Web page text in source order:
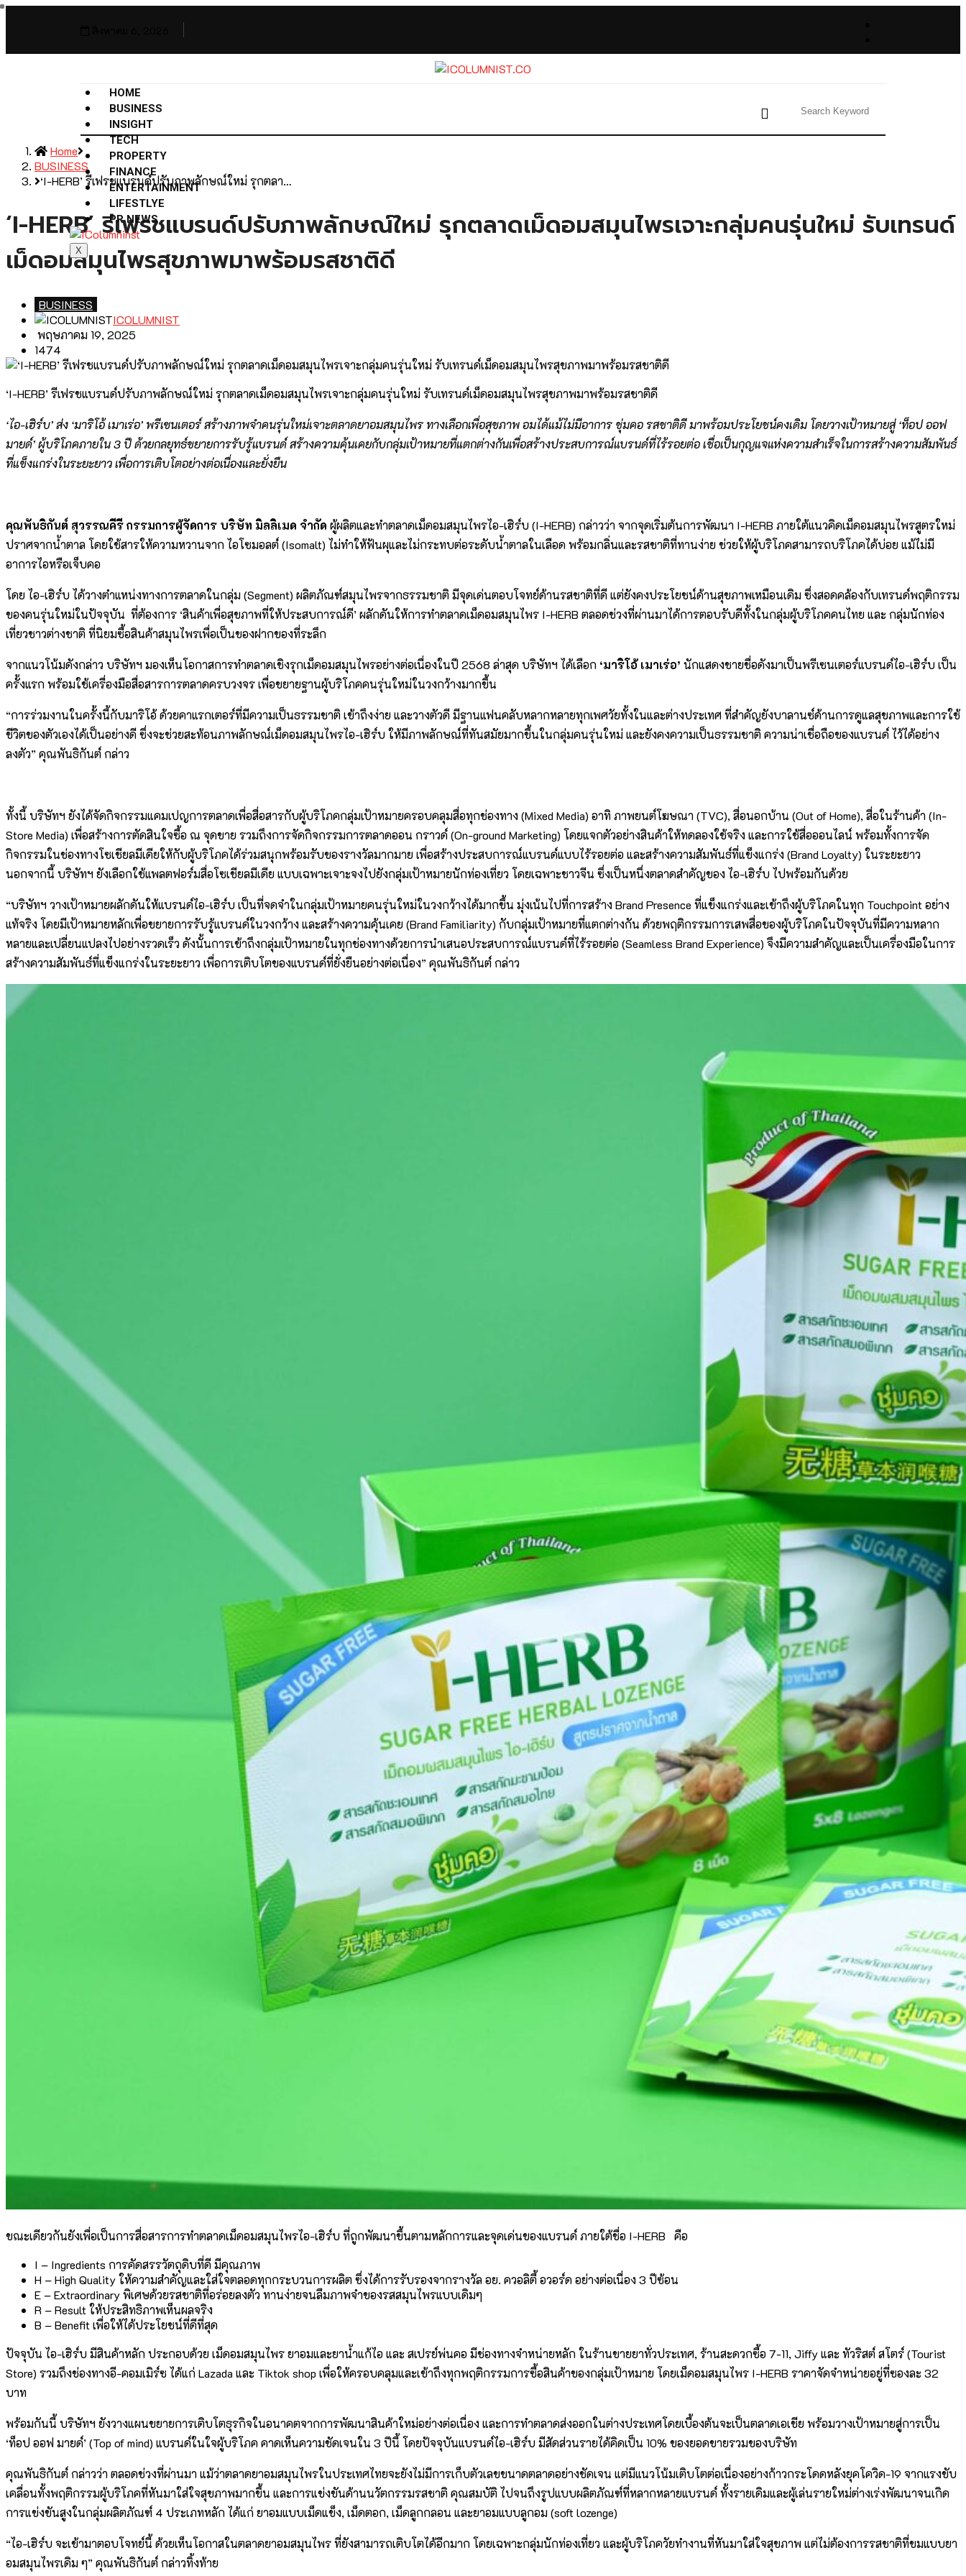
HOME
BUSINESS
INSIGHT
TECH
PROPERTY
FINANCE
ENTERTAINMENT
LIFESTLYE
PR NEWS
X
Home
BUSINESS
‘I-HERB’ รีเฟรชแบรนด์ปรับภาพลักษณ์ใหม่ รุกตลา…
‘I-HERB’ รีเฟรชแบรนด์ปรับภาพลักษณ์ใหม่ รุกตลาดเม็ดอมสมุนไพรเจาะกลุ่มคนรุ่นใหม่ รับเทรนด์
เม็ดอมสมุนไพรสุขภาพมาพร้อมรสชาติดี
BUSINESS
ICOLUMNIST
พฤษภาคม 19, 2025
1474
‘I-HERB’ รีเฟรชแบรนด์ปรับภาพลักษณ์ใหม่ รุกตลาดเม็ดอมสมุนไพรเจาะกลุ่มคนรุ่นใหม่ รับเทรนด์เม็ดอมสมุนไพรสุขภาพมาพร้อมรสชาติดี
‘ไอ-เฮิร์บ’ ส่ง ‘มาริโอ้ เมาเร่อ’ พรีเซนเตอร์ สร้างภาพจำคนรุ่นใหม่เจาะตลาดยาอมสมุนไพร ทางเลือกเพื่อสุขภาพ อมได้แม้ไม่มีอาการ ชุ่มคอ รสชาติดี มาพร้อมประโยชน์คงเดิม โดยวางเป้าหมายสู่ ‘ท็อป ออฟ
มายด์’ ผู้บริโภคภายใน 3 ปี ด้วยกลยุทธ์ขยายการรับรู้แบรนด์ สร้างความคุ้นเคยกับกลุ่มเป้าหมายที่แตกต่างกันเพื่อสร้างประสบการณ์แบรนด์ที่ไร้รอยต่อ เชื่อเป็นกุญแจแห่งความสำเร็จในการสร้างความสัมพันธ์
ที่แข็งแกร่งในระยะยาว เพื่อการเติบโตอย่างต่อเนื่องและยั่งยืน
คุณพันธิกันต์ สุวรรณคีรี กรรมการผู้จัดการ บริษัท มิลลิเมด จำกัด ผู้ผลิตและทำตลาดเม็ดอมสมุนไพรไอ-เฮิร์บ (I-HERB) กล่าวว่า จากจุดเริ่มต้นการพัฒนา I-HERB ภายใต้แนวคิดเม็ดอมสมุนไพรสูตรใหม่
ปราศจากน้ำตาล โดยใช้สารให้ความหวานจาก ไอโซมอลต์ (Isomalt) ไม่ทำให้ฟันผุและไม่กระทบต่อระดับน้ำตาลในเลือด พร้อมกลิ่นและรสชาติที่ทานง่าย ช่วยให้ผู้บริโภคสามารถบริโภคได้บ่อย แม้ไม่มี
อาการไอหรือเจ็บคอ
โดย ไอ-เฮิร์บ ได้วางตำแหน่งทางการตลาดในกลุ่ม (Segment) ผลิตภัณฑ์สมุนไพรจากธรรมชาติ มีจุดเด่นตอบโจทย์ด้านรสชาติที่ดี แต่ยังคงประโยชน์ด้านสุขภาพเหมือนเดิม ซึ่งสอดคล้องกับเทรนด์พฤติกรรม
ของคนรุ่นใหม่ในปัจจุบัน ที่ต้องการ ‘สินค้าเพื่อสุขภาพที่ให้ประสบการณ์ดี’ ผลักดันให้การทำตลาดเม็ดอมสมุนไพร I-HERB ตลอดช่วงที่ผ่านมาได้การตอบรับดีทั้งในกลุ่มผู้บริโภคคนไทย และ กลุ่มนักท่อง
เที่ยวชาวต่างชาติ ที่นิยมซื้อสินค้าสมุนไพรเพื่อเป็นของฝากของที่ระลึก
จากแนวโน้มดังกล่าว บริษัทฯ มองเห็นโอกาสการทำตลาดเชิงรุกเม็ดอมสมุนไพรอย่างต่อเนื่องในปี 2568 ล่าสุด บริษัทฯ ได้เลือก ‘มาริโอ้ เมาเร่อ’ นักแสดงชายชื่อดังมาเป็นพรีเซนเตอร์แบรนด์ไอ-เฮิร์บ เป็น
ครั้งแรก พร้อมใช้เครื่องมือสื่อสารการตลาดครบวงจร เพื่อขยายฐานผู้บริโภคคนรุ่นใหม่ในวงกว้างมากขึ้น
“การร่วมงานในครั้งนี้กับมาริโอ้ ด้วยคาแรกเตอร์ที่มีความเป็นธรรมชาติ เข้าถึงง่าย และวางตัวดี มีฐานแฟนคลับหลากหลายทุกเพศวัยทั้งในและต่างประเทศ ที่สำคัญยังบาลานซ์ด้านการดูแลสุขภาพและการใช้
ชีวิตของตัวเองได้เป็นอย่างดี ซึ่งจะช่วยสะท้อนภาพลักษณ์เม็ดอมสมุนไพรไอ-เฮิร์บ ให้มีภาพลักษณ์ที่ทันสมัยมากขึ้นในกลุ่มคนรุ่นใหม่ และยังคงความเป็นธรรมชาติ ความน่าเชื่อถือของแบรนด์ ไว้ได้อย่าง
ลงตัว” คุณพันธิกันต์ กล่าว
ทั้งนี้ บริษัทฯ ยังได้จัดกิจกรรมแคมเปญการตลาดเพื่อสื่อสารกับผู้บริโภคกลุ่มเป้าหมายครอบคลุมสื่อทุกช่องทาง (Mixed Media) อาทิ ภาพยนต์โฆษณา (TVC), สื่อนอกบ้าน (Out of Home), สื่อในร้านค้า (In-
Store Media) เพื่อสร้างการตัดสินใจซื้อ ณ จุดขาย รวมถึงการจัดกิจกรรมการตลาดออน กราวด์ (On-ground Marketing) โดยแจกตัวอย่างสินค้าให้ทดลองใช้จริง และการใช้สื่อออนไลน์ พร้อมทั้งการจัด
กิจกรรมในช่องทางโซเชียลมีเดียให้กับผู้บริโภคได้ร่วมสนุกพร้อมรับของรางวัลมากมาย เพื่อสร้างประสบการณ์แบรนด์แบบไร้รอยต่อ และสร้างความสัมพันธ์ที่แข็งแกร่ง (Brand Loyalty) ในระยะยาว
นอกจากนี้ บริษัทฯ ยังเลือกใช้แพลตฟอร์มสื่อโซเชียลมีเดีย แบบเฉพาะเจาะจงไปยังกลุ่มเป้าหมายนักท่องเที่ยว โดยเฉพาะชาวจีน ซึ่งเป็นหนึ่งตลาดสำคัญของ ไอ-เฮิร์บ ไปพร้อมกันด้วย
“บริษัทฯ วางเป้าหมายผลักดันให้แบรนด์ไอ-เฮิร์บ เป็นที่จดจำในกลุ่มเป้าหมายคนรุ่นใหม่ในวงกว้างได้มากขึ้น มุ่งเน้นไปที่การสร้าง Brand Presence ที่แข็งแกร่งและเข้าถึงผู้บริโภคในทุก Touchpoint อย่าง
แท้จริง โดยมีเป้าหมายหลักเพื่อขยายการรับรู้แบรนด์ในวงกว้าง และสร้างความคุ้นเคย (Brand Familiarity) กับกลุ่มเป้าหมายที่แตกต่างกัน ด้วยพฤติกรรมการเสพสื่อของผู้บริโภคในปัจจุบันที่มีความหลาก
หลายและเปลี่ยนแปลงไปอย่างรวดเร็ว ดังนั้นการเข้าถึงกลุ่มเป้าหมายในทุกช่องทางด้วยการนำเสนอประสบการณ์แบรนด์ที่ไร้รอยต่อ (Seamless Brand Experience) จึงมีความสำคัญและเป็นเครื่องมือในการ
สร้างความสัมพันธ์ที่แข็งแกร่งในระยะยาว เพื่อการเติบโตของแบรนด์ที่ยั่งยืนอย่างต่อเนื่อง” คุณพันธิกันต์ กล่าว
ขณะเดียวกันยังเพื่อเป็นการสื่อสารการทำตลาดเม็ดอมสมุนไพรไอ-เฮิร์บ ที่ถูกพัฒนาขึ้นตามหลักการและจุดเด่นของแบรนด์ ภายใต้ชื่อ I-HERB คือ
I – Ingredients การคัดสรรวัตถุดิบที่ดี มีคุณภาพ
H – High Quality ให้ความสำคัญและใส่ใจตลอดทุกกระบวนการผลิต ซึ่งได้การรับรองจากรางวัล อย. ควอลิตี้ อวอร์ด อย่างต่อเนื่อง 3 ปีซ้อน
E – Extraordinary พิเศษด้วยรสชาติที่อร่อยลงตัว ทานง่ายจนลืมภาพจำของรสสมุนไพรแบบเดิมๆ
R – Result ให้ประสิทธิภาพเห็นผลจริง
B – Benefit เพื่อให้ได้ประโยชน์ที่ดีที่สุด
ปัจจุบัน ไอ-เฮิร์บ มีสินค้าหลัก ประกอบด้วย เม็ดอมสมุนไพร ยาอมและยาน้ำแก้ไอ และ สเปรย์พ่นคอ มีช่องทางจำหน่ายหลัก ในร้านขายยาทั่วประเทศ, ร้านสะดวกซื้อ 7-11, Jiffy และ ทัวริสต์ สโตร์ (Tourist
Store) รวมถึงช่องทางอี-คอมเมิร์ซ ได้แก่ Lazada และ Tiktok shop เพื่อให้ครอบคลุมและเข้าถึงทุกพฤติกรรมการซื้อสินค้าของกลุ่มเป้าหมาย โดยเม็ดอมสมุนไพร I-HERB ราคาจัดจำหน่ายอยู่ที่ซองละ 32
บาท
พร้อมกันนี้ บริษัทฯ ยังวางแผนขยายการเติบโตธุรกิจในอนาคตจากการพัฒนาสินค้าใหม่อย่างต่อเนื่อง และการทำตลาดส่งออกในต่างประเทศโดยเบื้องต้นจะเป็นตลาดเอเชีย พร้อมวางเป้าหมายสู่การเป็น
‘ท็อป ออฟ มายด์’ (Top of mind) แบรนด์ในใจผู้บริโภค คาดเห็นความชัดเจนใน 3 ปีนี้ โดยปัจจุบันแบรนด์ไอ-เฮิร์บ มีสัดส่วนรายได้คิดเป็น 10% ของยอดขายรวมของบริษัท
คุณพันธิกันต์ กล่าวว่า ตลอดช่วงที่ผ่านมา แม้ว่าตลาดยาอมสมุนไพรในประเทศไทยจะยังไม่มีการเก็บตัวเลขขนาดตลาดอย่างชัดเจน แต่มีแนวโน้มเติบโตต่อเนื่องอย่างก้าวกระโดดหลังยุคโควิด-19 จากแรงขับ
เคลื่อนทั้งพฤติกรรมผู้บริโภคที่หันมาใส่ใจสุขภาพมากขึ้น และการแข่งขันด้านนวัตกรรมรสชาติ คุณสมบัติ ไปจนถึงรูปแบบผลิตภัณฑ์ที่หลากหลายแบรนด์ ทั้งรายเดิมและผู้เล่นรายใหม่ต่างเร่งพัฒนาจนเกิด
การแข่งขันสูงในกลุ่มผลิตภัณฑ์ 4 ประเภทหลัก ได้แก่ ยาอมแบบเม็ดแข็ง, เม็ดตอก, เม็ดลูกกลอน และยาอมแบบลูกอม (soft lozenge)
“ไอ-เฮิร์บ จะเข้ามาตอบโจทย์นี้ ด้วยเห็นโอกาสในตลาดยาอมสมุนไพร ที่ยังสามารถเติบโตได้อีกมาก โดยเฉพาะกลุ่มนักท่องเที่ยว และผู้บริโภควัยทำงานที่หันมาใส่ใจสุขภาพ แต่ไม่ต้องการรสชาติที่ขมแบบยา
อมสมุนไพรเดิม ๆ” คุณพันธิกันต์ กล่าวทิ้งท้าย